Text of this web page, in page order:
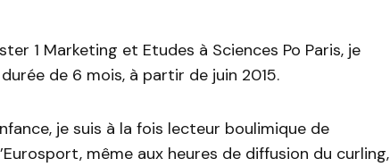
1 Marketing et Etudes à Sciences Po Paris, je
de 6 mois, à partir de juin 2015.
je suis à la fois lecteur boulimique de
même aux heures de diffusion du curling,